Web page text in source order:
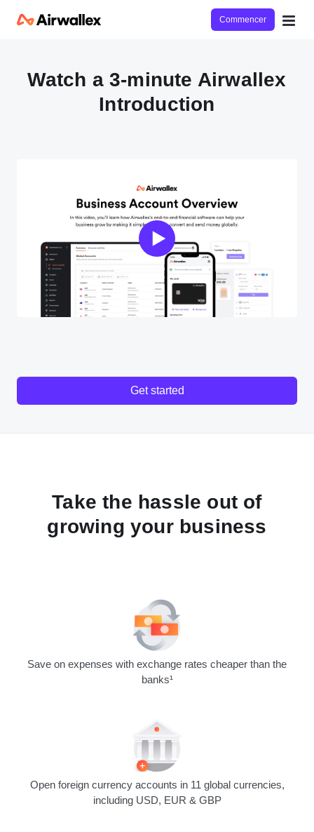
Commencer
Watch a 3-minute Airwallex
Introduction
Get started
Take the hassle out of
growing your business
Save on expenses with exchange rates cheaper than the
banks¹
Open foreign currency accounts in 11 global currencies,
including USD, EUR & GBP